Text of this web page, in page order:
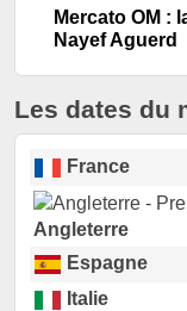
Mercato OM :
Nayef Aguerd
Les dates du
France
Angleterre
Espagne
Italie